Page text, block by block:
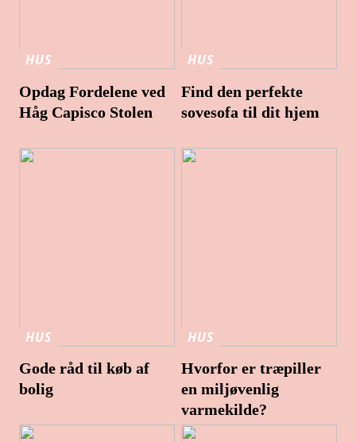
HUS
Opdag Fordelene ved
Håg Capisco Stolen
HUS
Find den perfekte
sovesofa til dit hjem
HUS
Gode råd til køb af
bolig
HUS
Hvorfor er træpiller
en miljøvenlig
varmekilde?